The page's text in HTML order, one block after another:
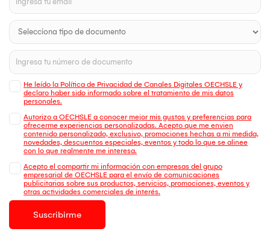
He leído la Política de Privacidad de Canales Digitales OECHSLE y
declaro haber sido informado sobre el tratamiento de mis datos
personales.
Autorizo a OECHSLE a conocer mejor mis gustos y preferencias para
ofrecerme experiencias personalizadas. Acepto que me envien
contenido personalizado, exclusivo, promociones hechas a mi medida,
novedades, descuentos especiales, eventos y todo lo que se alinee
con lo que realmente me interesa.
Acepto el compartir mi información con empresas del grupo
empresarial de OECHSLE para el envío de comunicaciones
publicitarias sobre sus productos, servicios, promociones, eventos y
otras actividades comerciales de interés.
Suscribirme